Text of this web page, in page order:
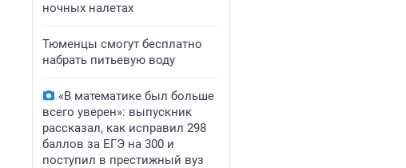
ночных налетах
Тюменцы смогут бесплатно
набрать питьевую воду
«В математике был больше
всего уверен»: выпускник
рассказал, как исправил 298
баллов за ЕГЭ на 300 и
поступил в престижный вуз